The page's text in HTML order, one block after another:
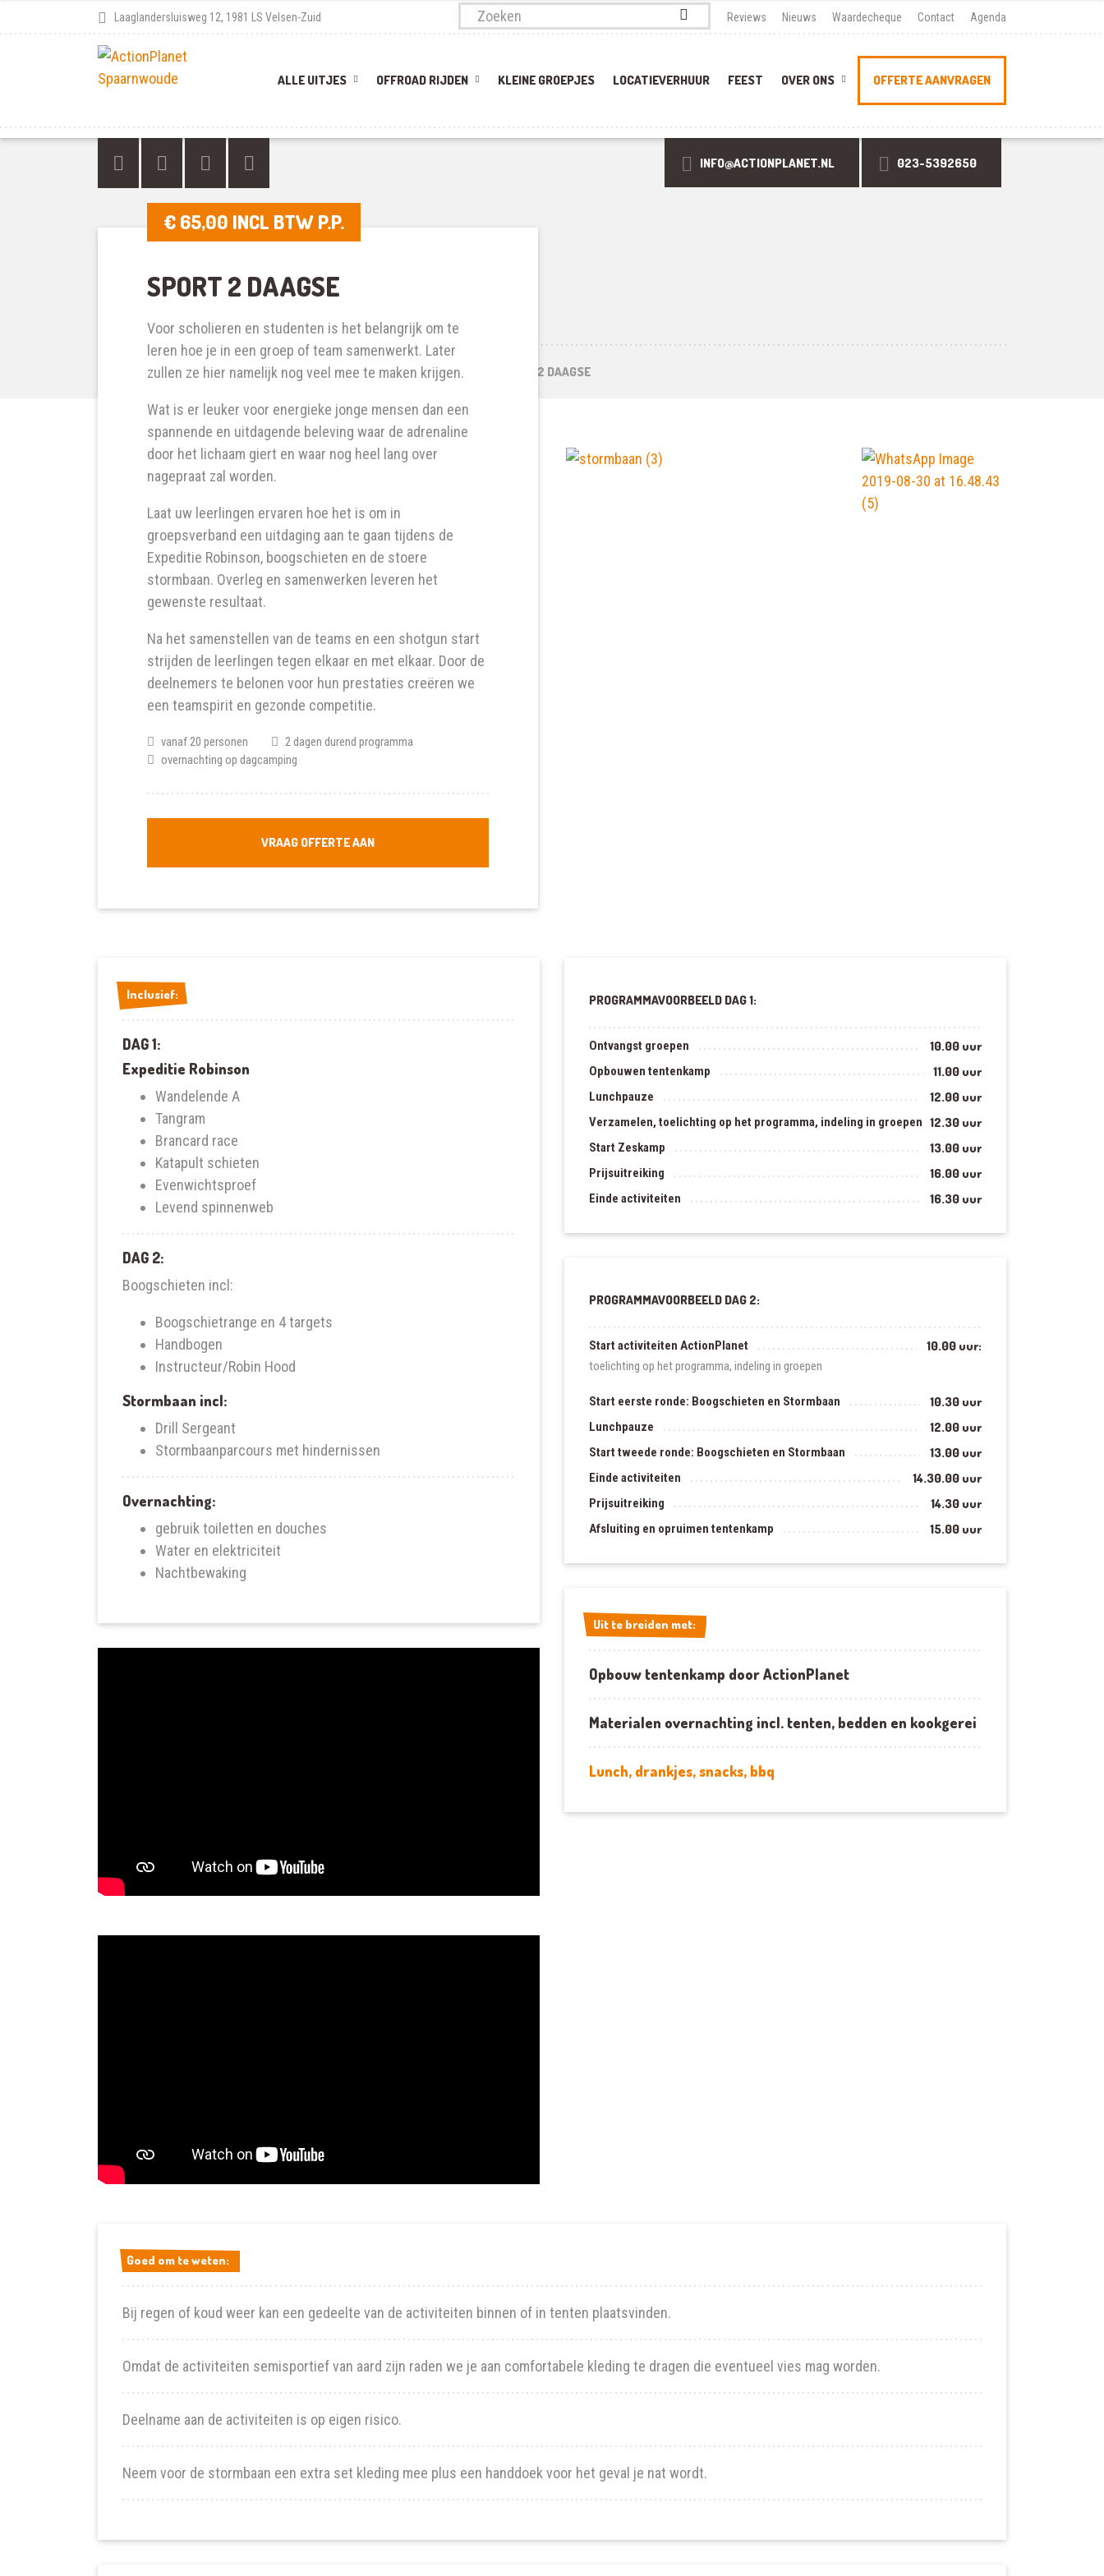
Laaglandersluisweg 12, 1981 LS Velsen-Zuid
naar:
Reviews Nieuws Waardecheque Contact Agenda
ALLE UITJES OFFROAD RIJDEN KLEINE GROEPJES LOCATIEVERHUUR FEEST OVER ONS OFFERTE AANVRAGEN
INFO@ACTIONPLANET.NL 023-5392650
ACTIVITEITEN
Unieke indoor en outdoor activiteiten
ACTIONPLANET SPAARNWOUDE ACTIVITEITEN SCHOLEN SPORT 2 DAAGSE
€ 65,00 INCL BTW P.P.
SPORT 2 DAAGSE
Voor scholieren en studenten is het belangrijk om te
leren hoe je in een groep of team samenwerkt. Later
zullen ze hier namelijk nog veel mee te maken krijgen.
Wat is er leuker voor energieke jonge mensen dan een
spannende en uitdagende beleving waar de adrenaline
door het lichaam giert en waar nog heel lang over
nagepraat zal worden.
Laat uw leerlingen ervaren hoe het is om in
groepsverband een uitdaging aan te gaan tijdens de
Expeditie Robinson, boogschieten en de stoere
stormbaan. Overleg en samenwerken leveren het
gewenste resultaat.
Na het samenstellen van de teams en een shotgun start
strijden de leerlingen tegen elkaar en met elkaar. Door de
deelnemers te belonen voor hun prestaties creëren we
een teamspirit en gezonde competitie.
vanaf 20 personen
2 dagen durend programma
overnachting op dagcamping
VRAAG OFFERTE AAN
Inclusief:
Inclusief:
DAG 1:
Expeditie Robinson
Wandelende A
Tangram
Brancard race
Katapult schieten
Evenwichtsproef
Levend spinnenweb
DAG 2:
Boogschieten incl:
Boogschietrange en 4 targets
Handbogen
Instructeur/Robin Hood
Stormbaan incl:
Drill Sergeant
Stormbaanparcours met hindernissen
Overnachting:
gebruik toiletten en douches
Water en elektriciteit
Nachtbewaking
PROGRAMMAVOORBEELD DAG 1:
Ontvangst groepen 10.00 uur
Opbouwen tentenkamp 11.00 uur
Lunchpauze 12.00 uur
Verzamelen, toelichting op het programma, indeling in groepen 12.30 uur
Start Zeskamp 13.00 uur
Prijsuitreiking 16.00 uur
Einde activiteiten 16.30 uur
PROGRAMMAVOORBEELD DAG 2:
Start activiteiten ActionPlanet 10.00 uur:
toelichting op het programma, indeling in groepen
Start eerste ronde: Boogschieten en Stormbaan 10.30 uur
Lunchpauze 12.00 uur
Start tweede ronde: Boogschieten en Stormbaan 13.00 uur
Einde activiteiten 14.30.00 uur
Prijsuitreiking 14.30 uur
Afsluiting en opruimen tentenkamp 15.00 uur
Uit te breiden met:
Uit te breiden met:
Opbouw tentenkamp door ActionPlanet
Materialen overnachting incl. tenten, bedden en kookgerei
Lunch, drankjes, snacks, bbq
Goed om te weten:
Goed om te weten:
Bij regen of koud weer kan een gedeelte van de activiteiten binnen of in tenten plaatsvinden.
Omdat de activiteiten semisportief van aard zijn raden we je aan comfortabele kleding te dragen die eventueel vies mag worden.
Deelname aan de activiteiten is op eigen risico.
Neem voor de stormbaan een extra set kleding mee plus een handdoek voor het geval je nat wordt.